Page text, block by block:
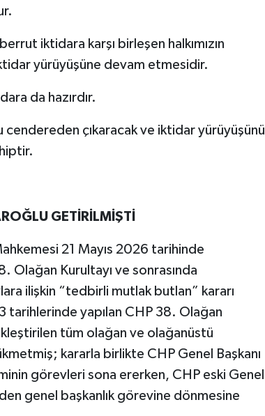
iktidara karşı birleşen halkımızın
yürüyüşüne devam etmesidir.
da hazırdır.
çıkaracak ve iktidar yürüyüşünü
GETİRİLMİŞTİ
21 Mayıs 2026 tarihinde
Olağan Kurultayı ve sonrasında
ilişkin “tedbirli mutlak butlan” kararı
yapılan CHP 38. Olağan
tüm olağan ve olağanüstü
kararla birlikte CHP Genel Başkanı
görevleri sona ererken, CHP eski Genel
genel başkanlık görevine dönmesine